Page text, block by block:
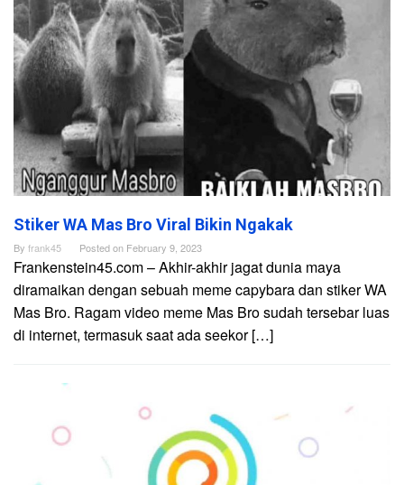
Stiker WA Mas Bro Viral Bikin Ngakak
By frank45 Posted on February 9, 2023
Frankenstein45.com – Akhir-akhir jagat dunia maya
diramaikan dengan sebuah meme capybara dan stiker WA
Mas Bro. Ragam video meme Mas Bro sudah tersebar luas
di internet, termasuk saat ada seekor […]